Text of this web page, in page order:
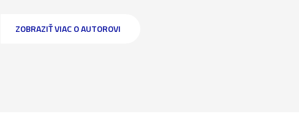
ZOBRAZIŤ VIAC O AUTOROVI